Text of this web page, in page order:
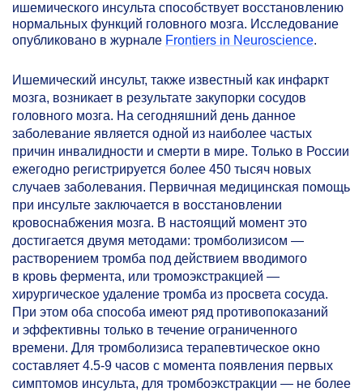
ишемического инсульта способствует восстановлению
нормальных функций головного мозга. Исследование
опубликовано в журнале Frontiers in Neuroscience.
Ишемический инсульт, также известный как инфаркт
мозга, возникает в результате закупорки сосудов
головного мозга. На сегодняшний день данное
заболевание является одной из наиболее частых
причин инвалидности и смерти в мире. Только в России
ежегодно регистрируется более 450 тысяч новых
случаев заболевания. Первичная медицинская помощь
при инсульте заключается в восстановлении
кровоснабжения мозга. В настоящий момент это
достигается двумя методами: тромболизисом —
растворением тромба под действием вводимого
в кровь фермента, или тромоэкстракцией —
хирургическое удаление тромба из просвета сосуда.
При этом оба способа имеют ряд противопоказаний
и эффективны только в течение ограниченного
времени. Для тромболизиса терапевтическое окно
составляет 4.5-9 часов с момента появления первых
симптомов инсульта, для тромбоэкстракции — не более